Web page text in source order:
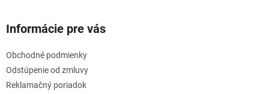
Informácie pre vás
Obchodné podmienky
Odstúpenie od zmluvy
Reklamačný poriadok